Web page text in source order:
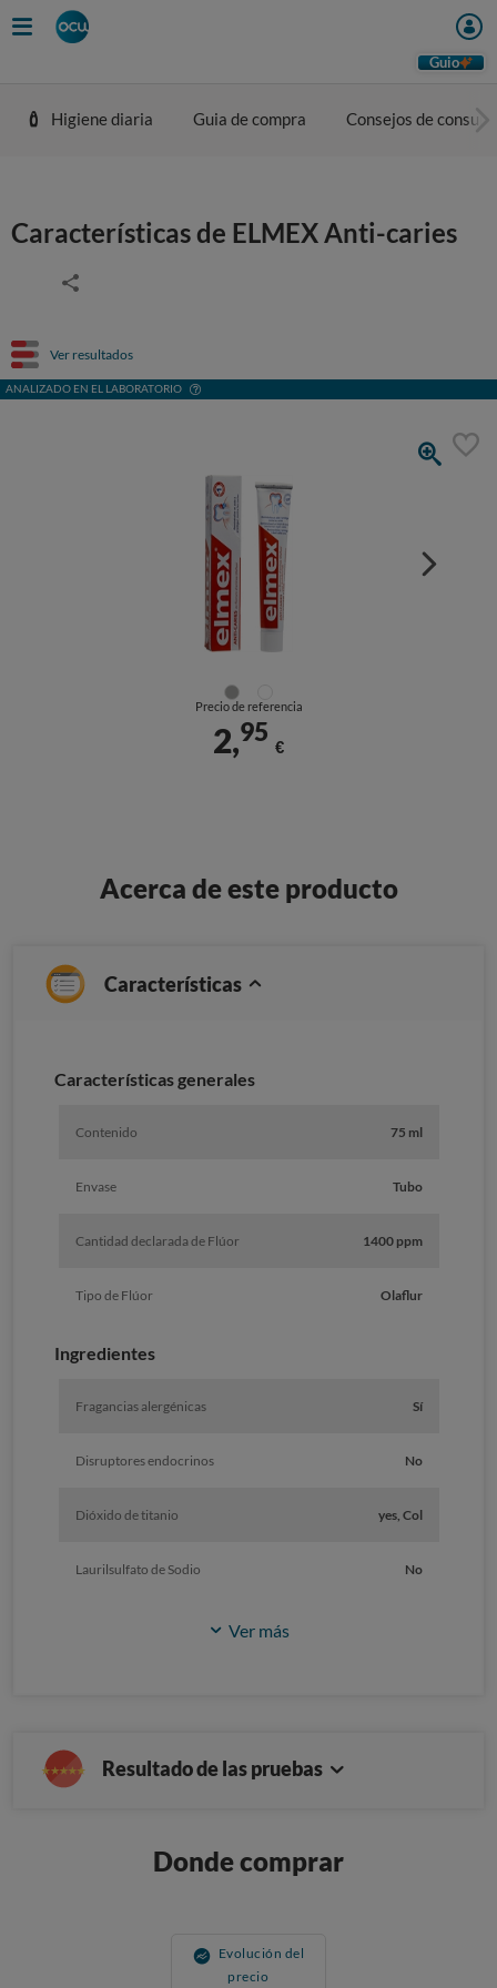
Guio
Higiene diaria Guia de compra Consejos de
Características de ELMEX Anti-caries
Ver resultados
ANALIZADO EN EL LABORATORIO
Precio de referencia
2,95
€
Acerca de este producto
Características
Características generales
Contenido 75 ml
Envase Tubo
Cantidad declarada de Flúor 1400 ppm
Tipo de Flúor Olaflur
Ingredientes
Fragancias alergénicas Sí
Disruptores endocrinos No
Dióxido de titanio yes, Col
Laurilsulfato de Sodio No
Ver más
Resultado de las pruebas
Donde comprar
Evolución del
precio